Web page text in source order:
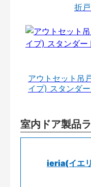
折
アウトセット吊
イプ) スタンダ
室内ドア製品
ieria(イエ